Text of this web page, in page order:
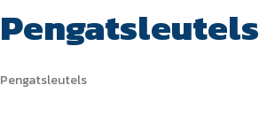
Pengatsleutels
Pengatsleutels